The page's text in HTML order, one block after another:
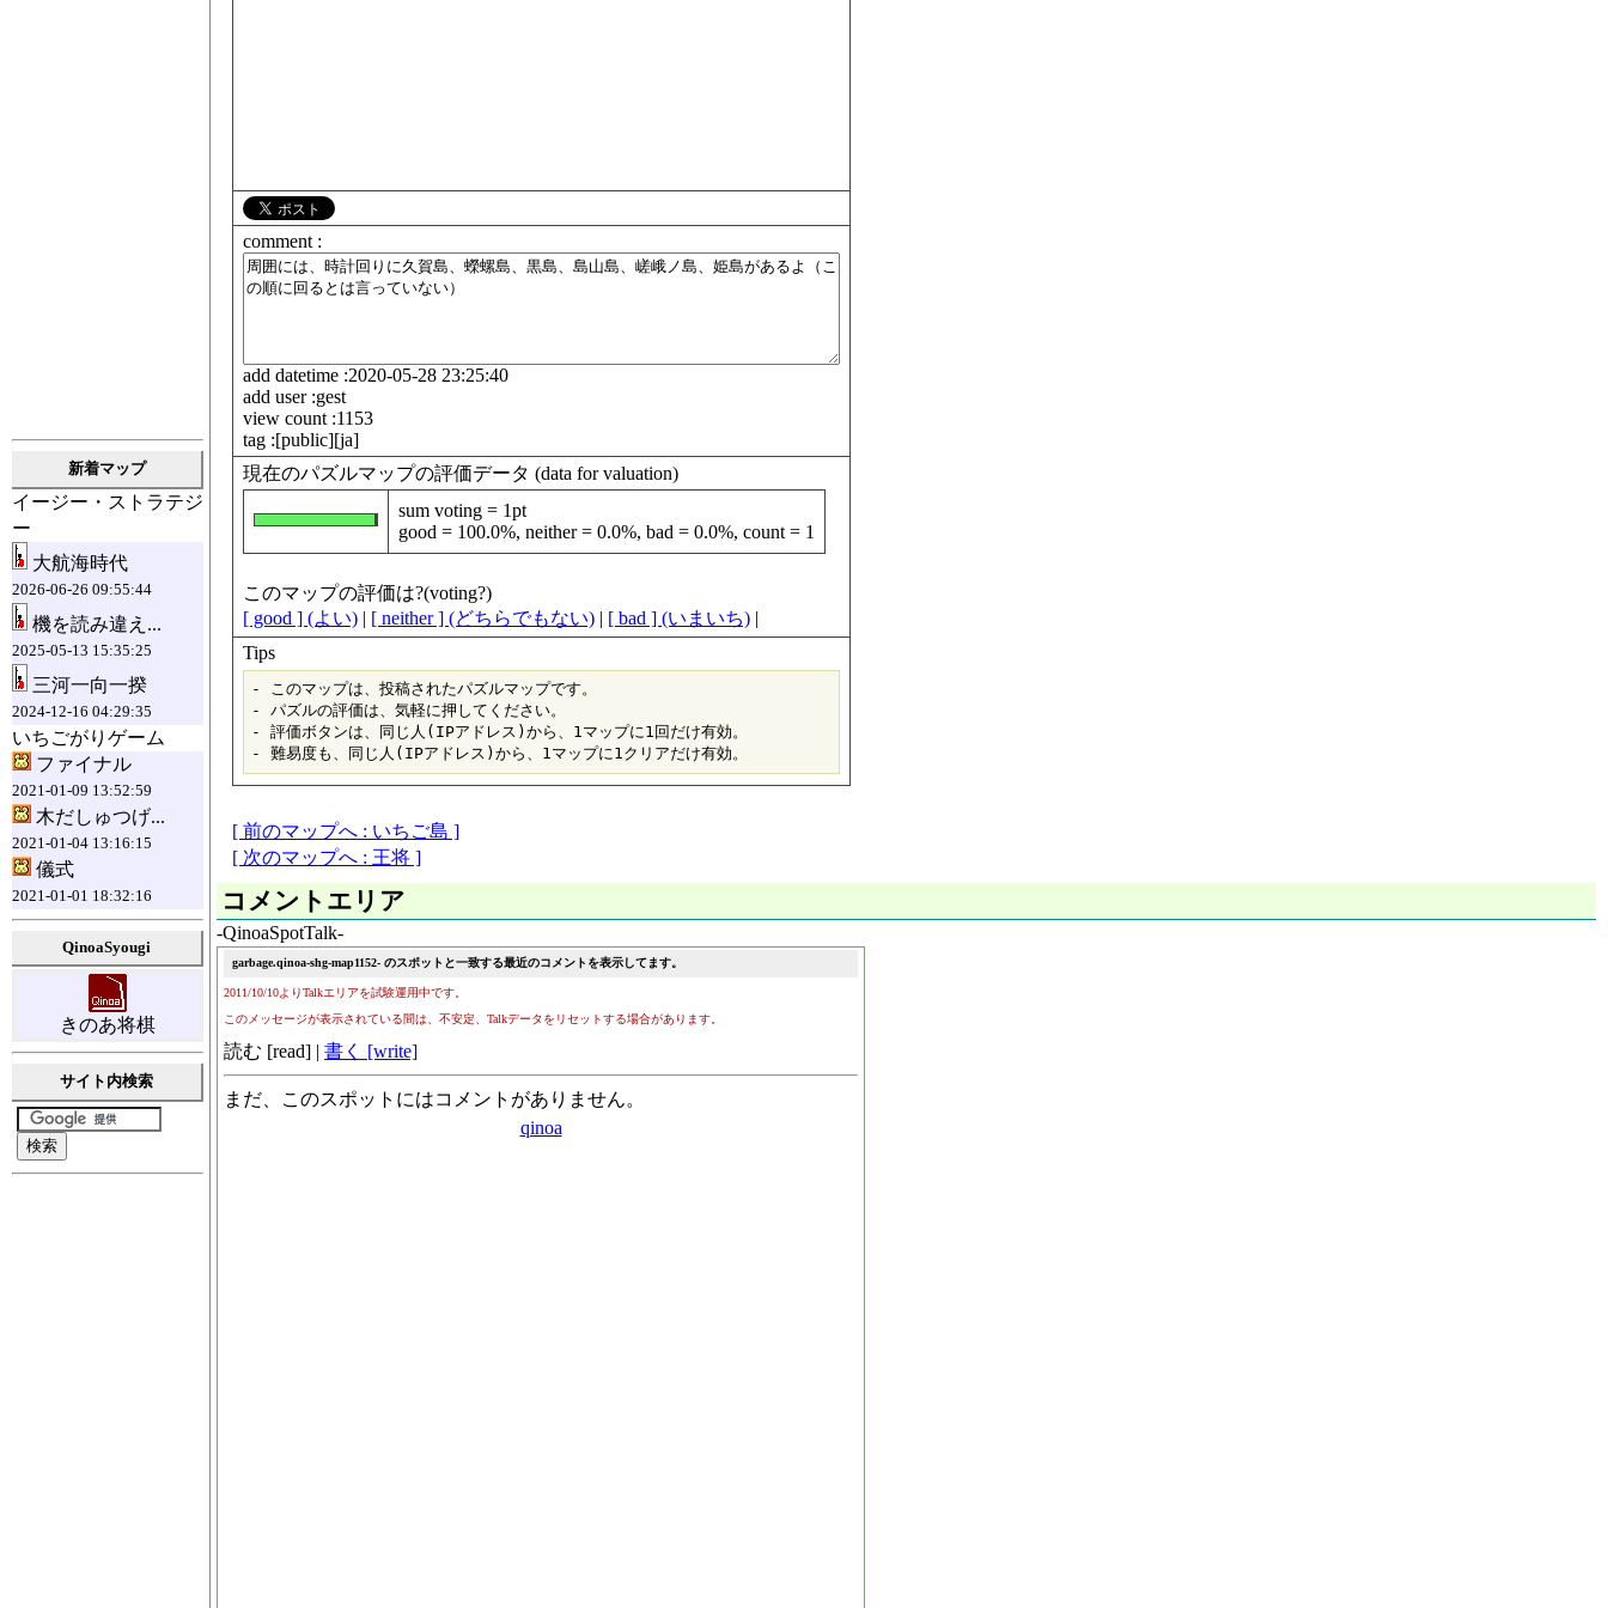
新着マップ
イージー・ストラテジ
ー
大航海時代
2026-06-26 09:55:44
機を読み違え...
2025-05-13 15:35:25
三河一向一揆
2024-12-16 04:29:35
いちごがりゲーム
ファイナル
2021-01-09 13:52:59
木だしゅつげ...
2021-01-04 13:16:15
儀式
2021-01-01 18:32:16
QinoaSyougi
きのあ将棋
サイト内検索
comment :
add datetime :2020-05-28 23:25:40
add user :gest
view count :1153
tag :[public][ja]
現在のパズルマップの評価データ (data for valuation)
sum voting = 1pt
good = 100.0%, neither = 0.0%, bad = 0.0%, count = 1
このマップの評価は?(voting?)
[ good ] (よい)| [ neither ] (どちらでもない)| [ bad ] (いまいち)|
Tips
- このマップは、投稿されたパズルマップです。
- パズルの評価は、気軽に押してください。
- 評価ボタンは、同じ人(IPアドレス)から、1マップに1回だけ有効。
[ 前のマップへ : いちご島 ]
[ 次のマップへ : 王将 ]
コメントエリア
-QinoaSpotTalk-